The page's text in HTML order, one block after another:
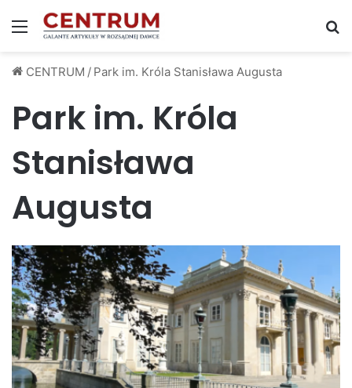
Menu
CENTRUM / Park im. Króla Stanisława Augusta
Park im. Króla
Stanisława
Augusta